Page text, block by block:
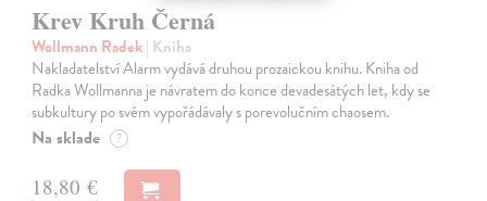
Krev Kruh Černá
Wollmann Radek| Kniha
Nakladatelství Alarm vydává druhou prozaickou knihu. Kniha od
Radka Wollmanna je návratem do konce devadesátých let, kdy se
subkultury po svém vypořádávaly s porevolučním chaosem.
Na sklade ?
18,80 €